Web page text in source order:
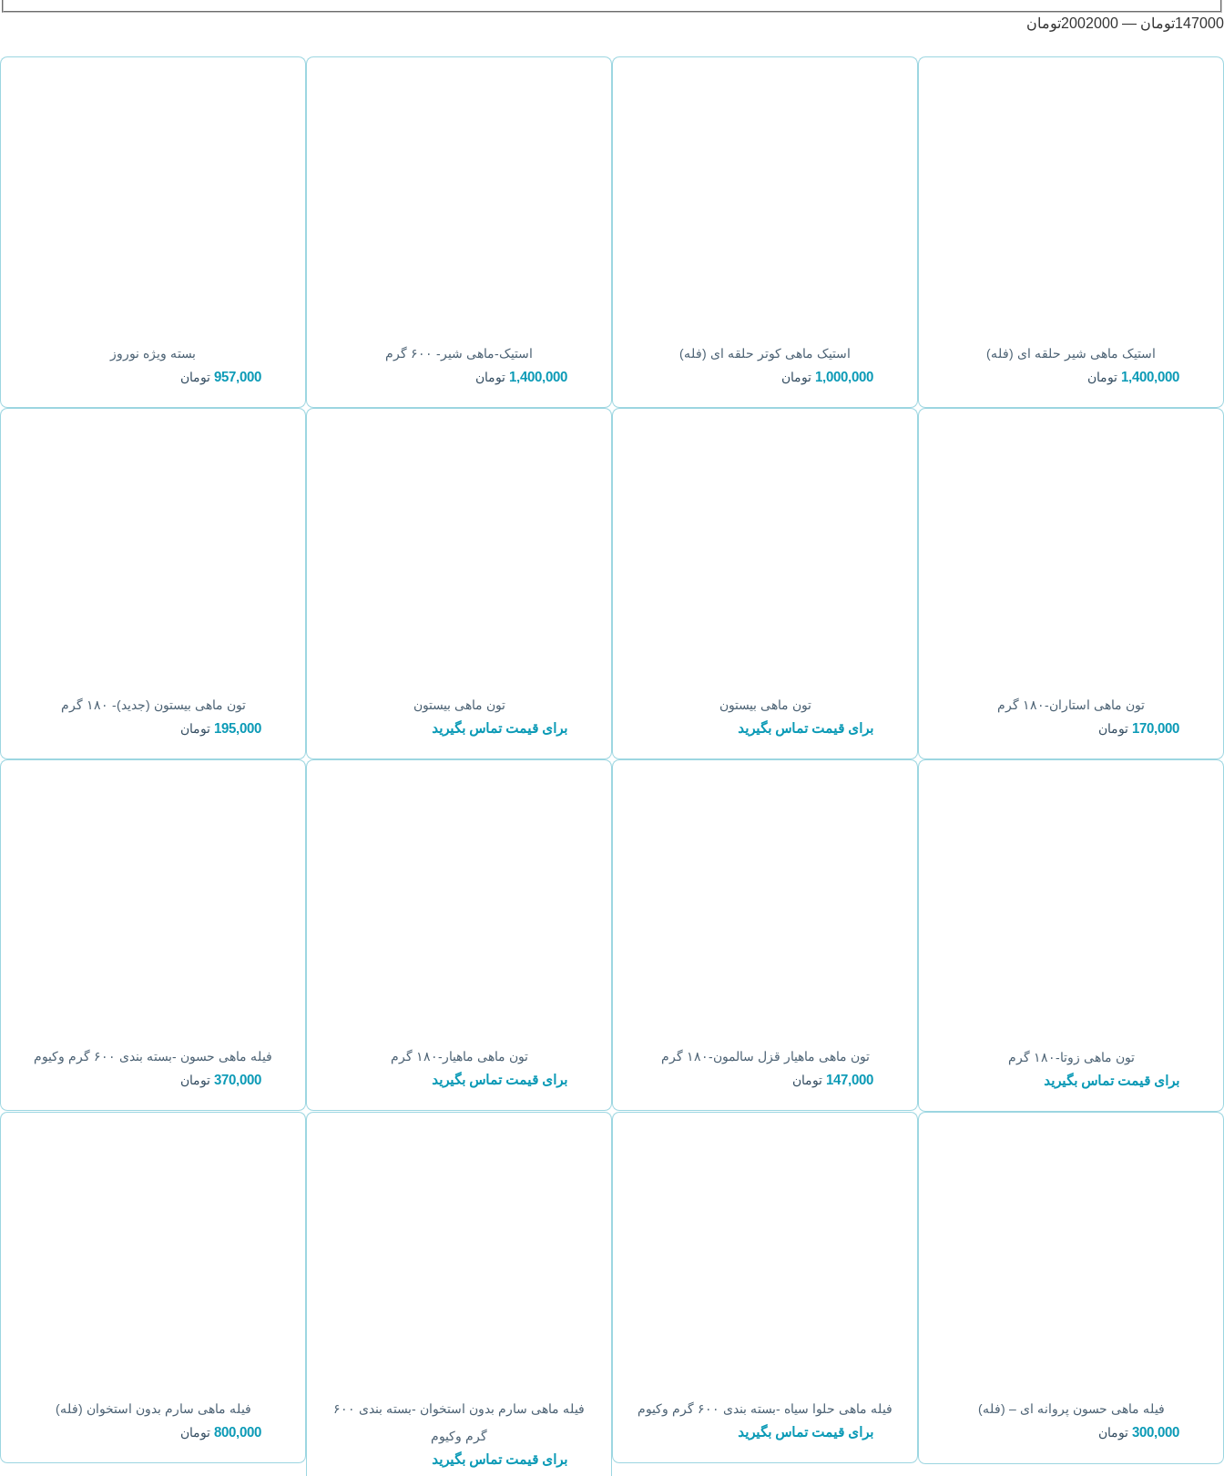
147000تومان —
2002000تومان
استیک ماهی شیر حلقه ای (فله)
1,400,000 تومان
استیک ماهی کوتر حلقه ای (فله)
1,000,000 تومان
استیک-ماهی شیر- ۶۰۰ گرم
1,400,000 تومان
بسته ویژه نوروز
957,000 تومان
تون ماهی استاران-۱۸۰ گرم
170,000 تومان
تون ماهی بیستون
برای قیمت تماس بگیرید
تون ماهی بیستون
برای قیمت تماس بگیرید
تون ماهی بیستون (جدید)- ۱۸۰ گرم
195,000 تومان
تون ماهی زوتا-۱۸۰ گرم
برای قیمت تماس بگیرید
تون ماهی ماهیار قزل سالمون-۱۸۰ گرم
147,000 تومان
تون ماهی ماهیار-۱۸۰ گرم
برای قیمت تماس بگیرید
فیله ماهی حسون -بسته بندی ۶۰۰ گرم وکیوم
370,000 تومان
فیله ماهی حسون پروانه ای – (فله)
300,000 تومان
فیله ماهی حلوا سیاه -بسته بندی ۶۰۰ گرم وکیوم
برای قیمت تماس بگیرید
فیله ماهی سارم بدون استخوان -بسته بندی ۶۰۰
گرم وکیوم
برای قیمت تماس بگیرید
فیله ماهی سارم بدون استخوان (فله)
800,000 تومان